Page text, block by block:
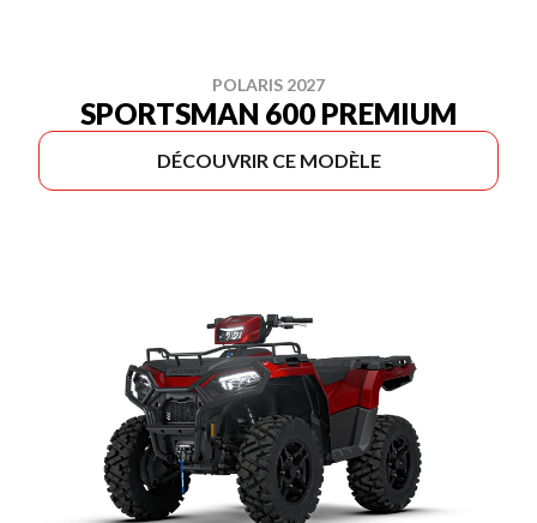
POLARIS 2027
SPORTSMAN 600 PREMIUM
DÉCOUVRIR CE MODÈLE